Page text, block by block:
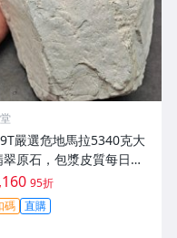
嚴選危地馬拉5340克大
原石，包漿皮質每日拍
11點，真實成交等您
翠 原石 包漝
95折
碼 直購